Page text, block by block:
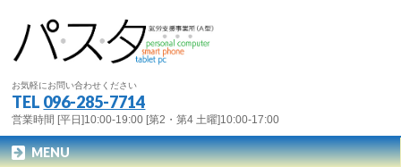
お気軽にお問い合わせください
TEL 096-285-7714
営業時間 [平日]10:00-19:00 [第2・第4 土曜]10:00-17:00
MENU